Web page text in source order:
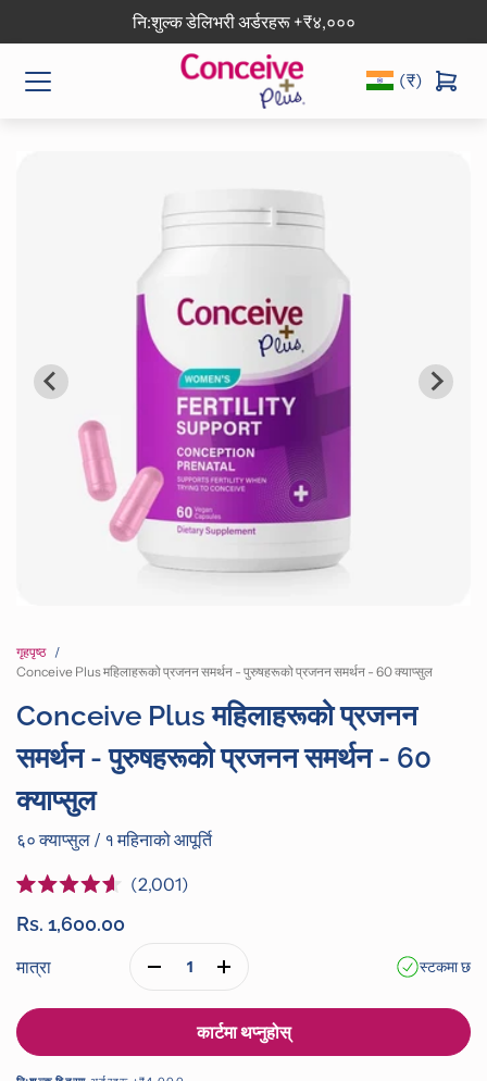
नि:शुल्क डेलिभरी अर्डरहरू +₹४,०००
(₹)
गृहपृष्ठ
Conceive Plus महिलाहरूको प्रजनन समर्थन - पुरुषहरूको प्रजनन समर्थन - 60 क्याप्सुल
Conceive Plus महिलाहरूको प्रजनन
समर्थन - पुरुषहरूको प्रजनन समर्थन - 60
क्याप्सुल
६० क्याप्सुल / १ महिनाको आपूर्ति
4.6
out
5
2,001 Click
to
reviews
Rs. 1,600.00
मात्रा मात्रा घटाउनुहोस्मात्रा बढाउनुहोस् स्टकमा छ
कार्टमा थप्नुहोस्